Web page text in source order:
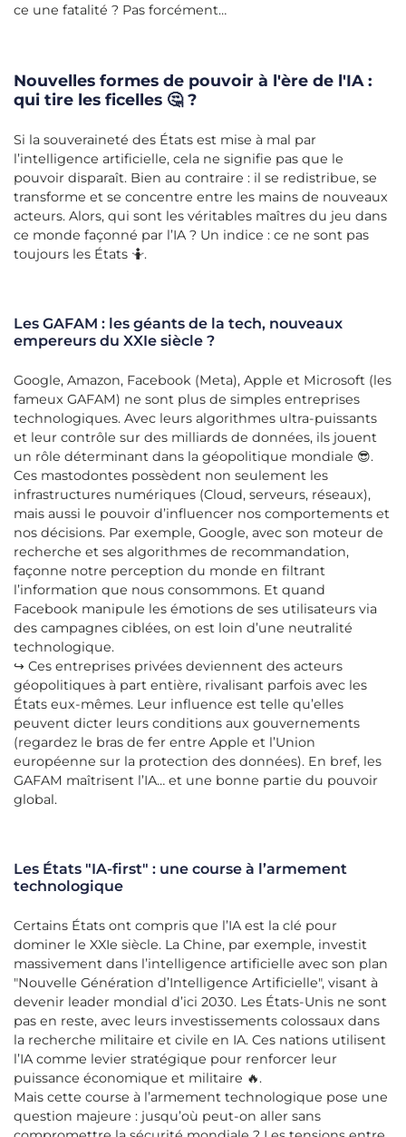
ce une fatalité ? Pas forcément…
Nouvelles formes de pouvoir à l'ère de l'IA :
qui tire les ficelles 🤔 ?
Si la souveraineté des États est mise à mal par
l’intelligence artificielle, cela ne signifie pas que le
pouvoir disparaît. Bien au contraire : il se redistribue, se
transforme et se concentre entre les mains de nouveaux
acteurs. Alors, qui sont les véritables maîtres du jeu dans
ce monde façonné par l’IA ? Un indice : ce ne sont pas
toujours les États 🤷.
Les GAFAM : les géants de la tech, nouveaux
empereurs du XXIe siècle ?
Google, Amazon, Facebook (Meta), Apple et Microsoft (les
fameux GAFAM) ne sont plus de simples entreprises
technologiques. Avec leurs algorithmes ultra-puissants
et leur contrôle sur des milliards de données, ils jouent
un rôle déterminant dans la géopolitique mondiale 😎.
Ces mastodontes possèdent non seulement les
infrastructures numériques (Cloud, serveurs, réseaux),
mais aussi le pouvoir d’influencer nos comportements et
nos décisions. Par exemple, Google, avec son moteur de
recherche et ses algorithmes de recommandation,
façonne notre perception du monde en filtrant
l’information que nous consommons. Et quand
Facebook manipule les émotions de ses utilisateurs via
des campagnes ciblées, on est loin d’une neutralité
technologique.
↪️ Ces entreprises privées deviennent des acteurs
géopolitiques à part entière, rivalisant parfois avec les
États eux-mêmes. Leur influence est telle qu’elles
peuvent dicter leurs conditions aux gouvernements
(regardez le bras de fer entre Apple et l’Union
européenne sur la protection des données). En bref, les
GAFAM maîtrisent l’IA… et une bonne partie du pouvoir
global.
Les États "IA-first" : une course à l’armement
technologique
Certains États ont compris que l’IA est la clé pour
dominer le XXIe siècle. La Chine, par exemple, investit
massivement dans l’intelligence artificielle avec son plan
"Nouvelle Génération d’Intelligence Artificielle", visant à
devenir leader mondial d’ici 2030. Les États-Unis ne sont
pas en reste, avec leurs investissements colossaux dans
la recherche militaire et civile en IA. Ces nations utilisent
l’IA comme levier stratégique pour renforcer leur
puissance économique et militaire 🔥.
Mais cette course à l’armement technologique pose une
question majeure : jusqu’où peut-on aller sans